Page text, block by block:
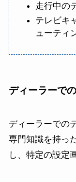
走行中の
テレビキ
ューティ
ディーラーで
ディーラーでの
専門知識を持っ
し、特定の設定